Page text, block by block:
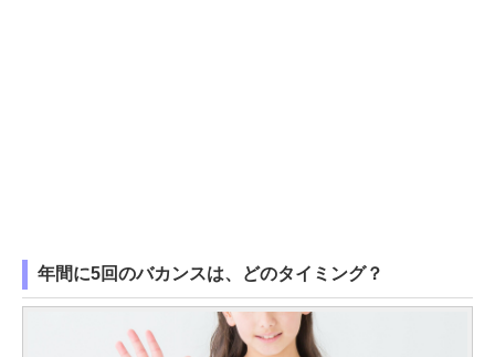
年間に5回のバカンスは、どのタイミング？